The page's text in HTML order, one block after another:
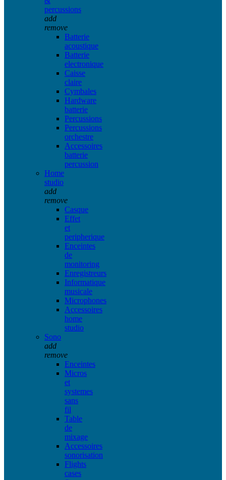
percussions
add
remove
Batterie
acoustique
Batterie
electronique
Caisse
claire
Cymbales
Hardware
batterie
Percussions
Percussions
orchestre
Accessoires
batterie
percussion
Home
studio
add
remove
Casque
Effet
et
peripherique
Enceintes
de
monitoring
Enregistreurs
Informatique
musicale
Microphones
Accessoires
home
studio
Sono
add
remove
Enceintes
Micros
et
systemes
sans
fil
Table
de
mixage
Accessoires
sonorisation
Flights
cases